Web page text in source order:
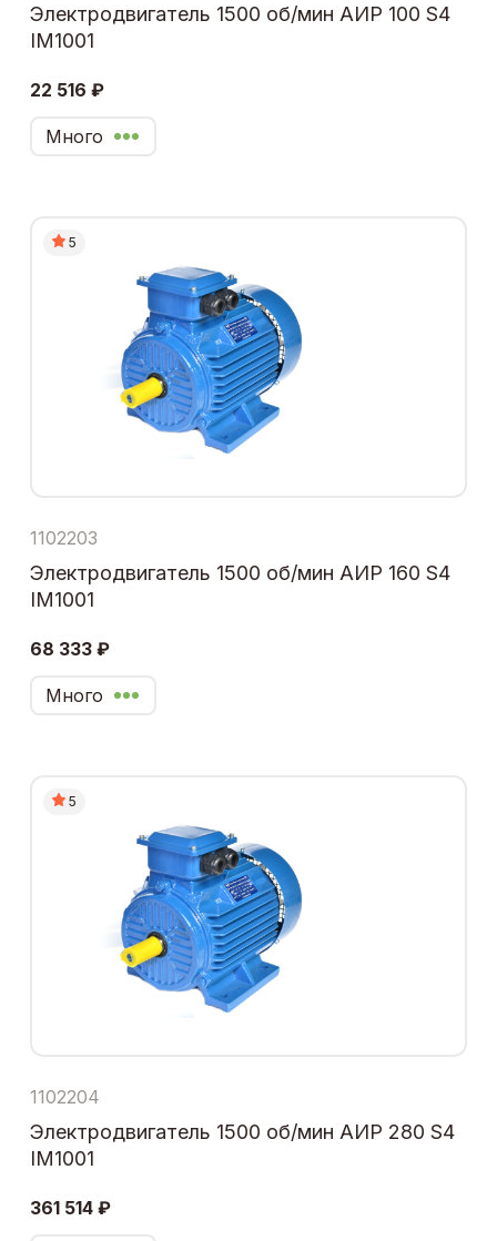
Электродвигатель 1500 об/мин АИР 100 S4
IM1001
22 516 ₽
Много
5
1102203
Электродвигатель 1500 об/мин АИР 160 S4
IM1001
68 333 ₽
Много
5
1102204
Электродвигатель 1500 об/мин АИР 280 S4
IM1001
361 514 ₽